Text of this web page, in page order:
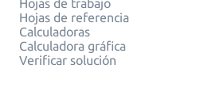
Hojas de trabajo
Hojas de referencia
Calculadoras
Calculadora gráfica
Verificar solución